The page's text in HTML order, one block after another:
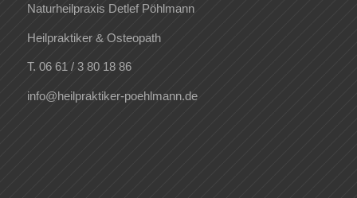
Naturheilpraxis Detlef Pöhlmann
Heilpraktiker & Osteopath
T. 06 61 / 3 80 18 86
info@heilpraktiker-poehlmann.de